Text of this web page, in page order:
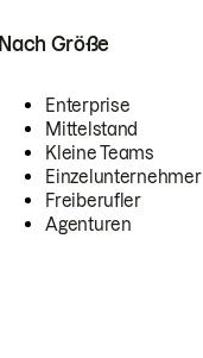
Nach Größe
Enterprise
Mittelstand
Kleine Teams
Einzelunternehmer
Freiberufler
Agenturen